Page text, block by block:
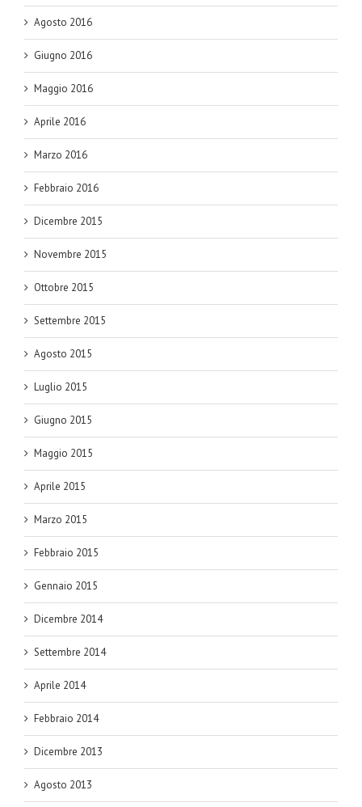
Agosto 2016
Giugno 2016
Maggio 2016
Aprile 2016
Marzo 2016
Febbraio 2016
Dicembre 2015
Novembre 2015
Ottobre 2015
Settembre 2015
Agosto 2015
Luglio 2015
Giugno 2015
Maggio 2015
Aprile 2015
Marzo 2015
Febbraio 2015
Gennaio 2015
Dicembre 2014
Settembre 2014
Aprile 2014
Febbraio 2014
Dicembre 2013
Agosto 2013